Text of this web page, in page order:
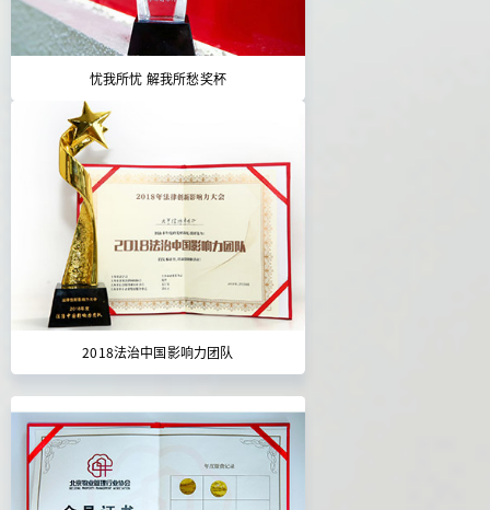
忧我所忧 解我所愁奖杯
2018法治中国影响力团队